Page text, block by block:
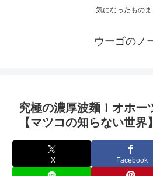
気になったものま
ウーゴのノ
究極の濃厚波麺！オホー
【マツコの知らない世界】
X Facebook